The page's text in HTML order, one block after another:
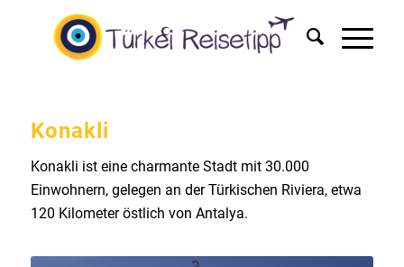
Konakli
Konakli ist eine charmante Stadt mit 30.000
Einwohnern, gelegen an der Türkischen Riviera, etwa
120 Kilometer östlich von Antalya.